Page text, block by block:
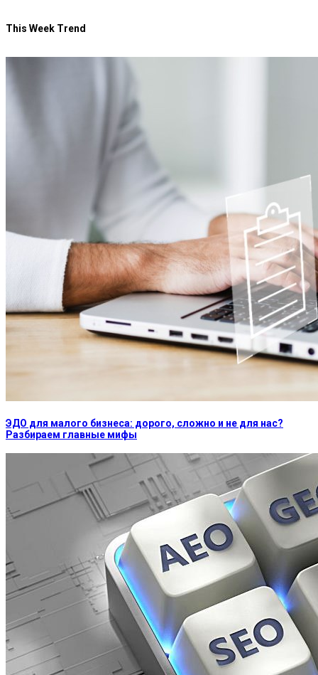
This Week Trend
ЭДО для малого бизнеса: дорого, сложно и не для нас?
Разбираем главные мифы